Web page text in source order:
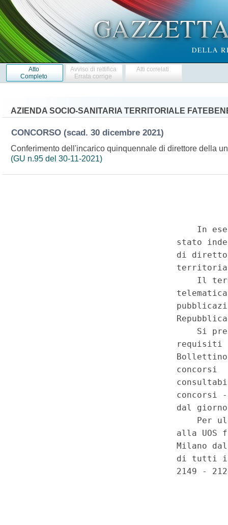
Atto
Completo
Avviso di rettifica
Errata corrige
Atti correlati
AZIENDA SOCIO-SANITARIA TERRITORIALE
CONCORSO (scad. 30 dicembre 2021)
Conferimento dell'incarico quinquennale di direttore della
(GU n.95 del 30-11-2021)